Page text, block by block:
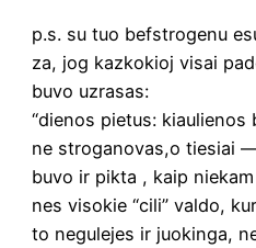
p.s. su tuo befst­ro­ge­nu
za, jog kaz­ko­kioj visai
buvo uzrasas:
“die­nos pie­tus: kiau­lie­nos
ne stroganovas,o tie­siai
buvo ir pik­ta , kaip
nes viso­kie “cili” val­do,
to negu­le­jes ir juo­kin­ga,